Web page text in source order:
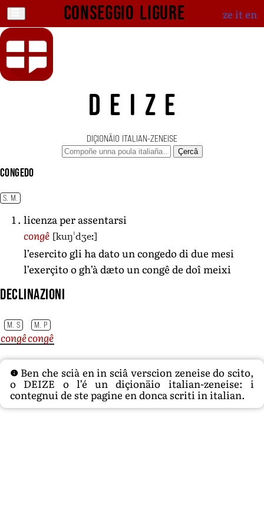
Conseggio ligure ze iten
DEIZE
DIÇIONÄIO ITALIAN-ZENEISE
Çercâ
congedo
S. M.
licenza per assentarsi
congê [kuŋˈdʒeː]
l’esercito gli ha dato un congedo di due mesi
l’exerçito o gh’à dæto un congê de doî meixi
Declinazioni
M. S M. P
congêcongê
Ben che scià en in sciâ verscion zeneise do scito,
o DEIZE o l’é un diçionäio italian-zeneise: i
contegnui de ste pagine en donca scriti in italian.